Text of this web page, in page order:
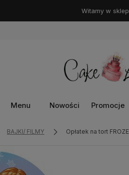
Witamy w
Menu Nowości Promocje
BAJKI/ FILMY Opłatek na tort